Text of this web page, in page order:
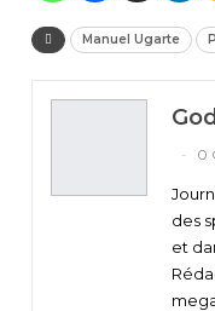
Manuel Ugarte
0
des
et